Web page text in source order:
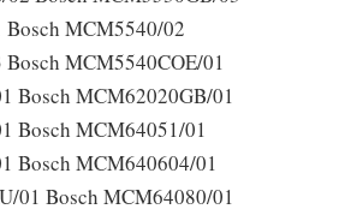
MCM5540/02
MCM5540COE/01
Bosch MCM62020GB/01
Bosch MCM64051/01
Bosch MCM640604/01
01 Bosch MCM64080/01